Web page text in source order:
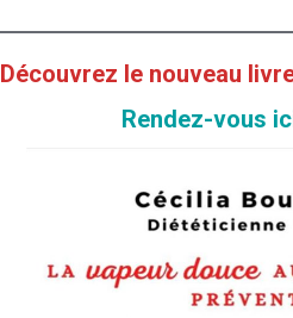
Découvrez le nouveau
Rendez-vous